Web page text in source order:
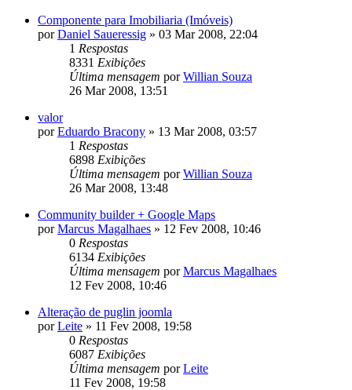
Componente para Imobiliaria (Imóveis)
porDaniel Saueressig » 03 Mar 2008, 22:04
1 Respostas
8331 Exibições
Última mensagem porWillian Souza
26 Mar 2008, 13:51
valor
porEduardo Bracony » 13 Mar 2008, 03:57
1 Respostas
6898 Exibições
Última mensagem porWillian Souza
26 Mar 2008, 13:48
Community builder + Google Maps
porMarcus Magalhaes » 12 Fev 2008, 10:46
0 Respostas
6134 Exibições
Última mensagem porMarcus Magalhaes
12 Fev 2008, 10:46
Alteração de puglin joomla
porLeite » 11 Fev 2008, 19:58
0 Respostas
6087 Exibições
Última mensagem porLeite
11 Fev 2008, 19:58